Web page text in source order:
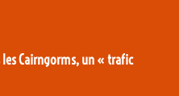
les Cairngorms, un « trafic